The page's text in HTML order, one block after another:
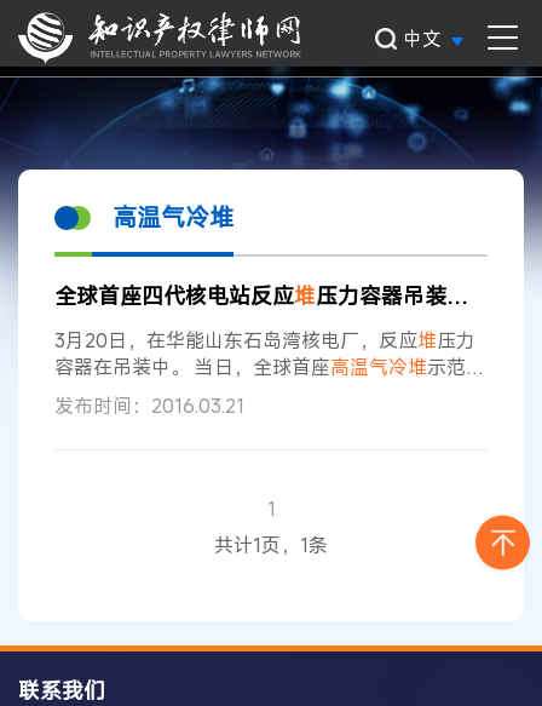
中文
高温气冷堆
全球首座四代核电站反应堆压力容器吊装成功
3月20日，在华能山东石岛湾核电厂，反应堆压力
容器在吊装中。 当日，全球首座高温气冷堆示范工
程压力容器在华能石岛湾核电厂吊装成功,标志着我
国在高温 气冷堆示范工程建设和核电装备制造两方
高温
高温
商用规模示范电站。 反应
发布时间：2016.03.21
1
共计1页，1条
联系我们